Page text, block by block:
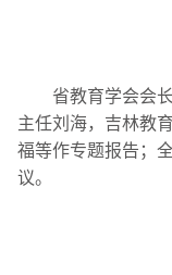
省教育学会会
主任刘海，吉林教
福等作专题报告；
议。